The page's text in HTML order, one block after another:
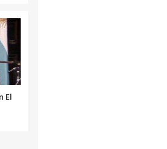
El